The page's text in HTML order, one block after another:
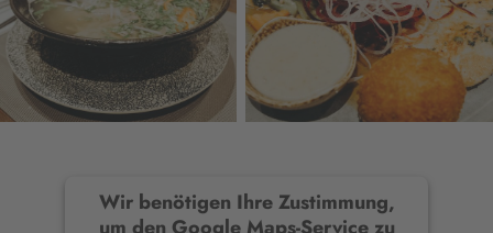
Wir benötigen Ihre Zustimmung,